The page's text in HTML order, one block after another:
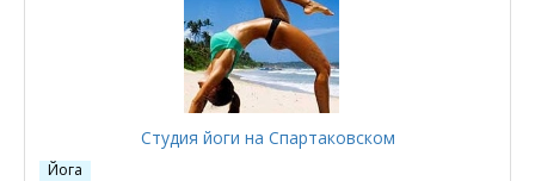
Студия йоги на Спартаковском
Йога